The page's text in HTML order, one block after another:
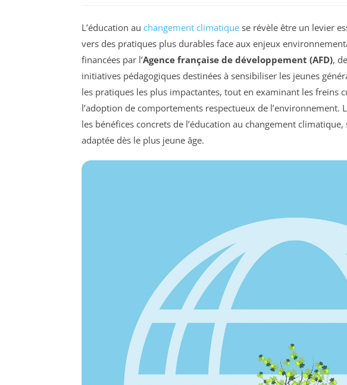
L’éducation au changement climatique se révèle être un levier
vers des pratiques plus durables face aux enjeux
financées par l’Agence française de développement (AFD),
initiatives pédagogiques destinées à sensibiliser les jeunes
les pratiques les plus impactantes, tout en examinant les freins
l’adoption de comportements respectueux de
les bénéfices concrets de l’éducation au changement
adaptée dès le plus jeune âge.